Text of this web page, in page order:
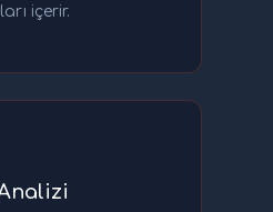
içerir.